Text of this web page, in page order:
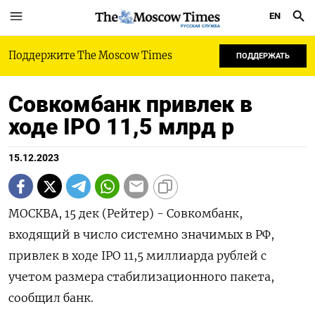
РУССКАЯ СЛУЖБА
EN
Поддержите The Moscow Times ПОДДЕРЖАТЬ
Совкомбанк привлек в
ходе IPO 11,5 млрд р
15.12.2023
МОСКВА, 15 дек (Рейтер) - Совкомбанк,
входящий в число системно значимых в РФ,
привлек в ходе IPO 11,5 миллиарда рублей с
учетом размера стабилизационного пакета,
сообщил банк.